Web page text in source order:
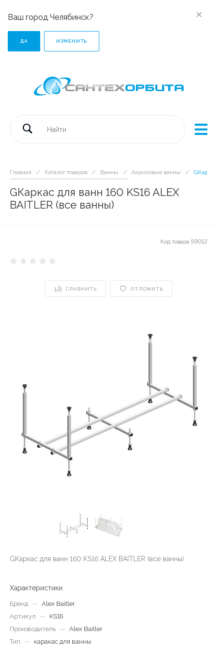
Ваш город Челябинск?
ДА ИЗМЕНИТЬ
Главная / Каталог товаров / Ванны / Акриловые ванны /
GКаркас для ванн 160 KS16 ALEX
BAITLER (все ванны)
Код товара 59012
СРАВНИТЬ ОТЛОЖИТЬ
GКаркас для ванн 160 KS16 ALEX BAITLER (все ванны)
Характеристики
Бренд — Alex Baitler
Артикул
—
KS16
Производитель — Alex Baitler
Тип
—
каракас для ванны